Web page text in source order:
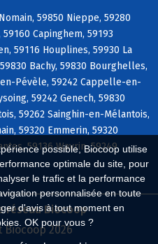
possible, Biocoop utilise
optimale du site, pour
le trafic et la performance
personnalisée en toute
d'avis à tout moment en
OK pour vous ?
59850 Nieppe, 59280
Capinghem, 59193
59116 Houplines, 59930 La
Bachy, 59830 Bourghelles,
Pévèle, 59242 Cappelle-en-
59242 Genech, 59830
59262 Sainghin-en-Mélantois,
59320 Emmerin, 59320
59136 Wavrin, 59249
réseau Biocoop
2026